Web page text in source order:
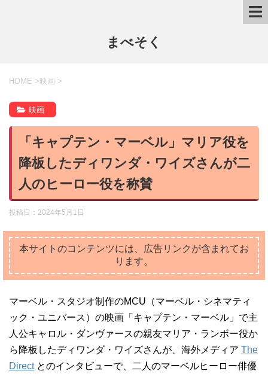
まべそく
HOME > 映画 >
映画
「キャプテン・マーベル」マリア役を
降板したディワンダ・ワイズさんが二
人のヒーロー役を称賛
投稿日： 2024年5月1日
本サイトのコンテンツには、広告リンクが含まれてお
ります。
マーベル・スタジオ制作のMCU（マーベル・シネマティ
ック・ユニバース）の映画「キャプテン・マーベル」で主
人公キャロル・ダンヴァースの親友マリア・ランボー役か
ら降板したディワンダ・ワイズさんが、海外メディア The
Directとのインタビューで、二人のマーベルヒーロー俳優